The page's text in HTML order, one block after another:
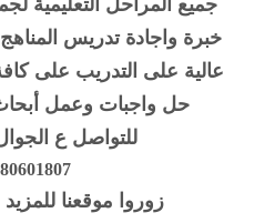
خبرة واجادة تدريس
عالية على التدريب على
حل واجبات وعمل
للتواصل ع
زوروا موقعنا